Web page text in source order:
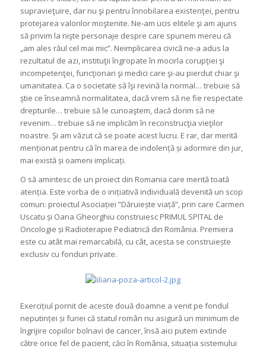
supravieţuire, dar nu şi pentru înnobilarea existenţei, pentru
protejarea valorilor moştenite. Ne-am ucis elitele şi am ajuns
să privim la nişte personaje despre care spunem mereu că
„am ales răul cel mai mic”. Neimplicarea civică ne-a adus la
rezultatul de azi, instituţii îngropate în mocirla corupţiei şi
incompetenţei, funcţionari şi medici care şi-au pierdut chiar şi
umanitatea. Ca o societate să îşi revină la normal… trebuie să
ştie ce înseamnă normalitatea, dacă vrem să ne fie respectate
drepturile… trebuie să le cunoaştem, dacă dorim să ne
revenim… trebuie să ne implicăm în reconstrucţia vieţilor
noastre. Și am văzut că se poate acest lucru. E rar, dar merită
menționat pentru că în marea de indolență și adormire din jur,
mai există și oameni implicați.
O să amintesc de un proiect din Romania care merită toată
atenția. Este vorba de o inițiativă individuală devenită un scop
comun: proiectul Asociației ”Dăruiește viață”, prin care Carmen
Uscatu și Oana Gheorghiu construiesc PRIMUL SPITAL de
Oncologie și Radioterapie Pediatrică din România. Premiera
este cu atât mai remarcabilă, cu cât, acesta se construiește
exclusiv cu fonduri private.
Exercițiul pornit de aceste două doamne a venit pe fondul
neputinței și furiei că statul român nu asigură un minimum de
îngrijire copiilor bolnavi de cancer, însă aici putem extinde
către orice fel de pacient, căci în România, situația sistemului